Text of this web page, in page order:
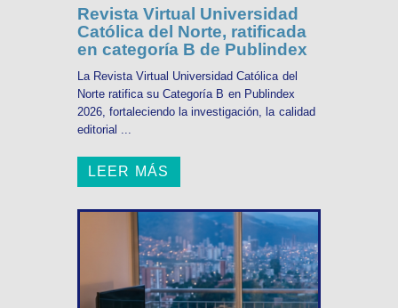
Revista Virtual Universidad
Católica del Norte, ratificada
en categoría B de Publindex
La Revista Virtual Universidad Católica del
Norte ratifica su Categoría B en Publindex
2026, fortaleciendo la investigación, la calidad
editorial ...
LEER MÁS